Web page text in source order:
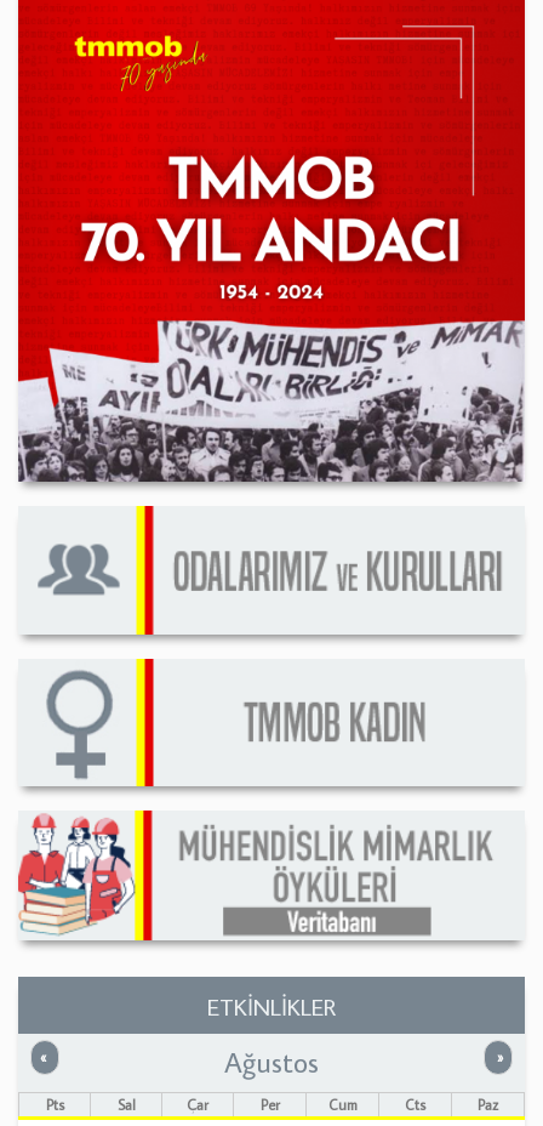
ETKİNLİKLER
« Önceki »
Ağustos
Pts Sal Çar Per Cum Cts
Paz